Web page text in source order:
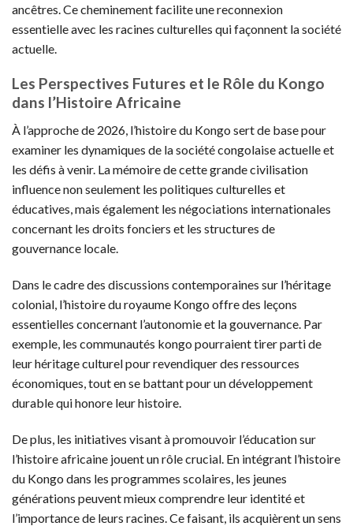
ancêtres. Ce cheminement facilite une reconnexion
essentielle avec les racines culturelles qui façonnent la société
actuelle.
Les Perspectives Futures et le Rôle du Kongo
dans l’Histoire Africaine
À l’approche de 2026, l’histoire du Kongo sert de base pour
examiner les dynamiques de la société congolaise actuelle et
les défis à venir. La mémoire de cette grande civilisation
influence non seulement les politiques culturelles et
éducatives, mais également les négociations internationales
concernant les droits fonciers et les structures de
gouvernance locale.
Dans le cadre des discussions contemporaines sur l’héritage
colonial, l’histoire du royaume Kongo offre des leçons
essentielles concernant l’autonomie et la gouvernance. Par
exemple, les communautés kongo pourraient tirer parti de
leur héritage culturel pour revendiquer des ressources
économiques, tout en se battant pour un développement
durable qui honore leur histoire.
De plus, les initiatives visant à promouvoir l’éducation sur
l’histoire africaine jouent un rôle crucial. En intégrant l’histoire
du Kongo dans les programmes scolaires, les jeunes
générations peuvent mieux comprendre leur identité et
l’importance de leurs racines. Ce faisant, ils acquièrent un sens